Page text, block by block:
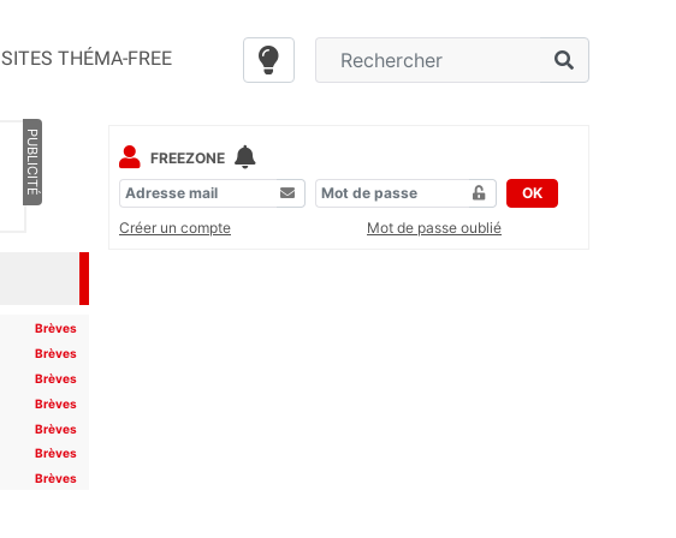
SITES THÉMA-FREE
PUBLICITÉ
Brèves
Brèves
Brèves
Brèves
Brèves
Brèves
Brèves
FREEZONE
OK
Créer un compte
Mot de passe oublié